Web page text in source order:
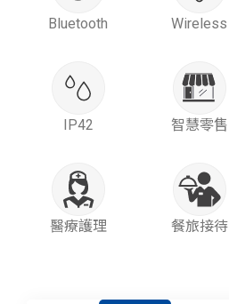
Bluetooth Wireless
IP42 智慧零售
醫療護理 餐旅接待